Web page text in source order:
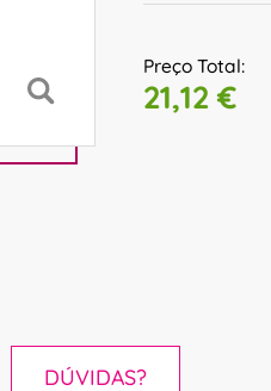
Preço Total:
21,12 €
DÚVIDAS?